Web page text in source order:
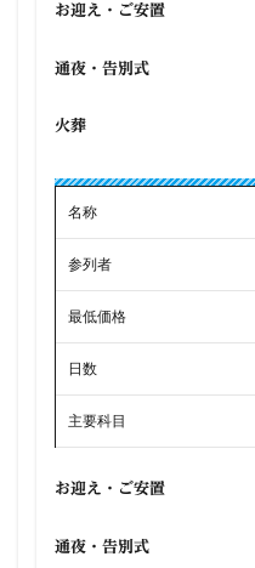
お迎え・ご安置
通夜・告別式
火葬
名称
参列者
最低価格
日数
主要科目
お迎え・ご安置
通夜・告別式